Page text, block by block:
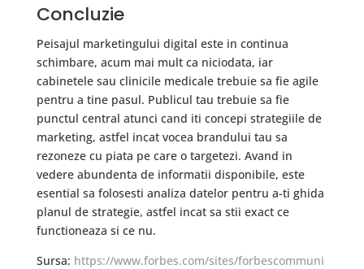
Concluzie
Peisajul marketingului digital este in continua
schimbare, acum mai mult ca niciodata, iar
cabinetele sau clinicile medicale trebuie sa fie agile
pentru a tine pasul. Publicul tau trebuie sa fie
punctul central atunci cand iti concepi strategiile de
marketing, astfel incat vocea brandului tau sa
rezoneze cu piata pe care o targetezi. Avand in
vedere abundenta de informatii disponibile, este
esential sa folosesti analiza datelor pentru a-ti ghida
planul de strategie, astfel incat sa stii exact ce
functioneaza si ce nu.
Sursa: https://www.forbes.com/sites/forbescommuni